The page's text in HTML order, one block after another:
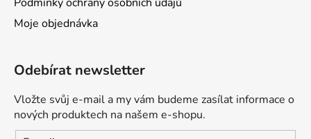
Moje objednávka
Odebírat newsletter
Vložte svůj e-mail a my vám budeme zasílat informace o
nových produktech na našem e-shopu.